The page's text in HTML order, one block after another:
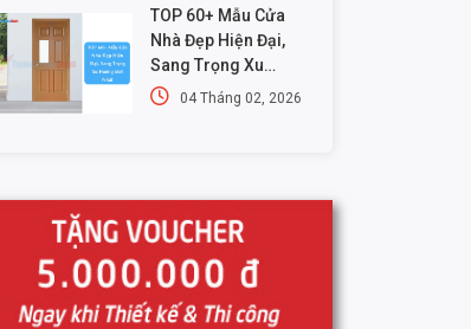
TOP 60+ Mẫu Cửa
Nhà Đẹp Hiện Đại,
Sang Trọng Xu
Hướng Mới Nhất
04 Tháng 02, 2026